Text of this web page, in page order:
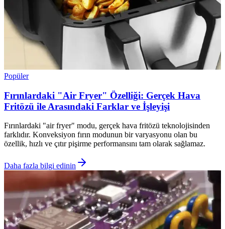
Popüler
Fırınlardaki "Air Fryer" Özelliği: Gerçek Hava
Fritözü ile Arasındaki Farklar ve İşleyişi
Fırınlardaki "air fryer" modu, gerçek hava fritözü teknolojisinden
farklıdır. Konveksiyon fırın modunun bir varyasyonu olan bu
özellik, hızlı ve çıtır pişirme performansını tam olarak sağlamaz.
Daha fazla bilgi edinin